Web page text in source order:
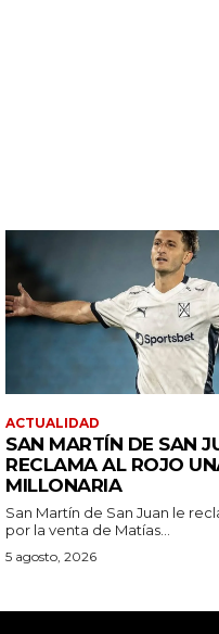
ACTUALIDAD
SAN MARTÍN DE SAN
RECLAMA AL ROJO
MILLONARIA
San Martín de San Juan le
por la venta de Matías...
5 agosto, 2026